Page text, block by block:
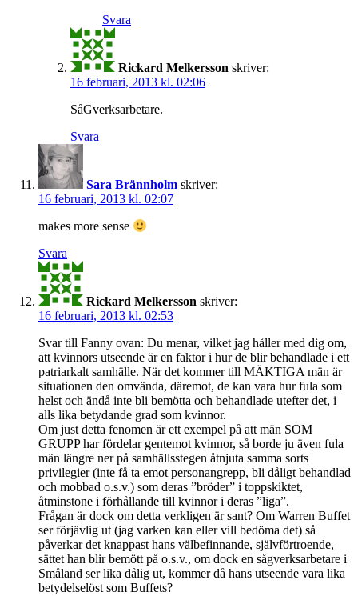
Svara
Rickard Melkersson skriver:
16 februari, 2013 kl. 02:06
SåGverksarbetare.
Svara
Sara Brännholm skriver:
16 februari, 2013 kl. 02:07
makes more sense
Svara
Rickard Melkersson skriver:
16 februari, 2013 kl. 02:53
Svar till Fanny ovan: Du menar, vilket jag håller med dig om,
att kvinnors utseende är en faktor i hur de blir behandlade i ett
patriarkalt samhälle. När det kommer till MÄKTIGA män är
situationen den omvända, däremot, de kan vara hur fula som
helst och ändå inte bli bemötta och behandlade utefter det, i
alls lika betydande grad som kvinnor.
Om just detta fenomen är ett exempel på att män SOM
GRUPP har fördelar gentemot kvinnor, så borde ju även fula
män längre ner på samhällsstegen åtnjuta samma sorts
privilegier (inte få ta emot personangrepp, bli dåligt behandlad
och mobbad o.s.v.) som deras ”bröder” i toppskiktet,
åtminstone i förhållande till kvinnor i deras ”liga”.
Frågan är dock om detta verkligen är sant? Om Warren Buffet
ser förjävlig ut (jag varken kan eller vill bedöma det) så
påverkar det knappast hans välbefinnande, självförtroende,
sättet han blir bemött på o.s.v., om dock en sågverksarbetare i
Småland ser lika dålig ut, kommer då hans utseende vara lika
betydelselöst som Buffets?